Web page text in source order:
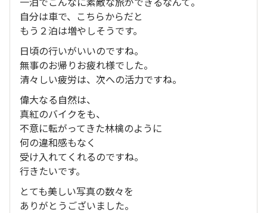
自分は車で、こちらからだと
もう２泊は増やしそうです。
日頃の行いがいいのですね。
無事のお帰りお疲れ様でした。
清々しい疲労は、次への活力ですね。
偉大なる自然は、
真紅のバイクをも、
不意に転がってきた林檎のように
何の違和感もなく
受け入れてくれるのですね。
行きたいです。
とても美しい写真の数々を
ありがとうございました。